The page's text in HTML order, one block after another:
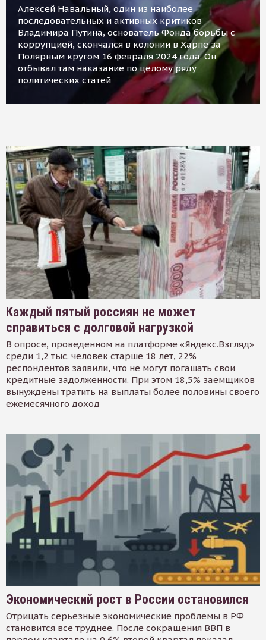
Алексей Навальный, один из наиболее
последовательных и активных критиков
Владимира Путина, основатель Фонда борьбы с
коррупцией, скончался в колонии в Харпе за
Полярным кругом 16 февраля 2024 года. Он
отбывал там наказание по целому ряду
политических статей
Каждый пятый россиян не может
справиться с долговой нагрузкой
В опросе, проведенном на платформе «Яндекс.Взгляд»
среди 1,2 тыс. человек старше 18 лет, 22%
респондентов заявили, что не могут погашать свои
кредитные задолженности. При этом 18,5% заемщиков
вынуждены тратить на выплаты более половины своего
ежемесячного доход
Экономический рост в России остановился
Отрицать серьезные экономические проблемы в РФ
становится все труднее. После сокращения ВВП в